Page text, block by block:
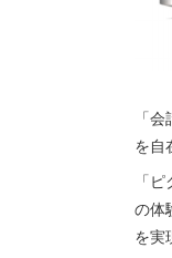
「
を自
「
の体
を実